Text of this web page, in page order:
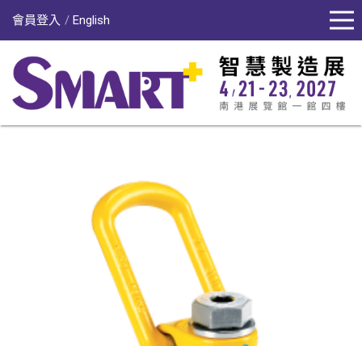
會員登入 English